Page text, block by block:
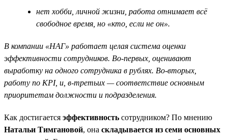
нет хобби, личной жизни, работа отнимает всё
свободное время, но «кто, если не он».
В компании «НАГ» работает целая система оценки
эффективности сотрудников. Во-первых, оценивают
выработку на одного сотрудника в рублях. Во-вторых,
работу по KPI, и, в-третьих — соответствие основным
приоритетам должности и подразделения.
Как достигается эффективность сотрудником? По мнению
Натальи Тимгановой, она складывается из семи основных